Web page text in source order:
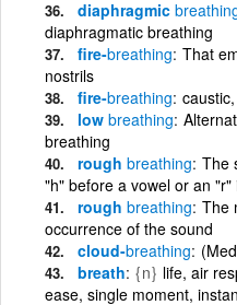
diaphragmic
diaphragmatic breathing
fire-breathing That
nostrils
fire-breathing
low breathing
breathing
rough breathing The
"h" before a vowel or an
rough breathing The
occurrence of the sound
cloud-breathing
breath {n} life, air
ease, single moment,